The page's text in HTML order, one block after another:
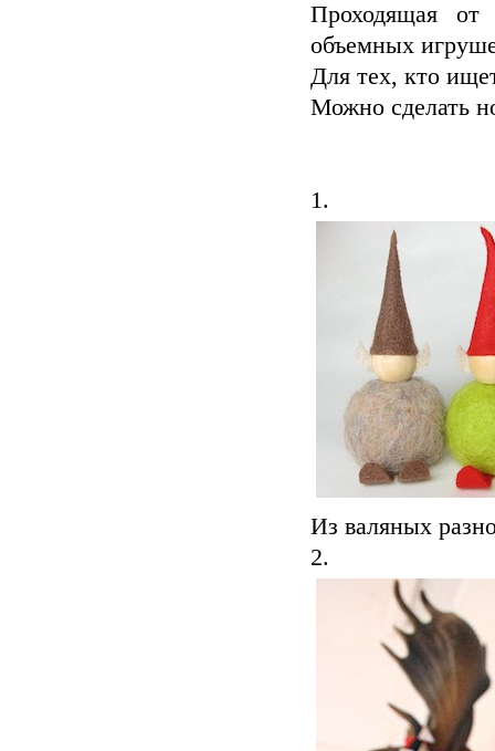
Проходящая
объемных
Для тех, кто
Можно сделать
1.
Из валяных
2.